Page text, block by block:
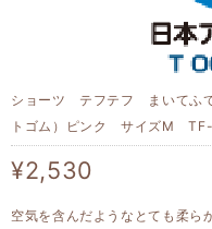
ショーツ テフテフ まいてふ
トゴム）ピンク サイズM
¥2,530
空気を含んだようなとても柔ら